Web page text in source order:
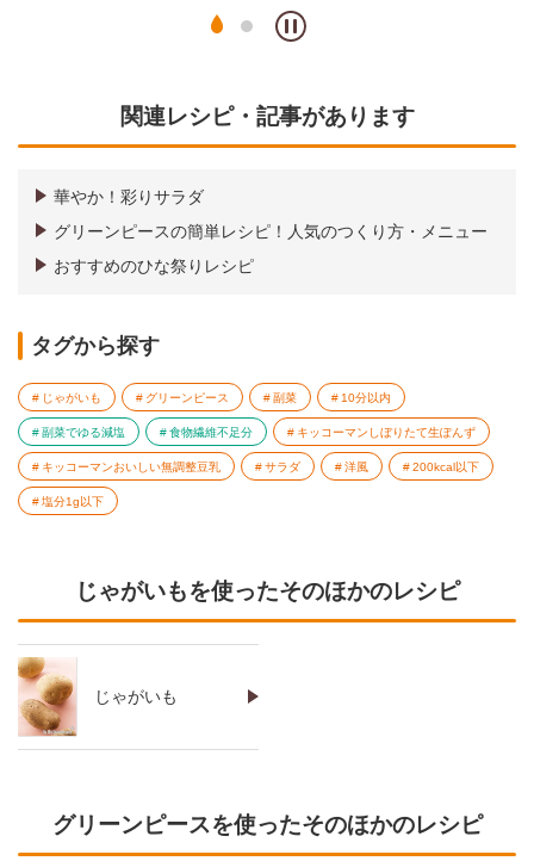
関連レシピ・記事があります
華やか！彩りサラダ
グリーンピースの簡単レシピ！人気のつくり方・メニュー
おすすめのひな祭りレシピ
タグから探す
じゃがいも グリーンピース 副菜 10分以内
副菜でゆる減塩 食物繊維不足分 キッコーマンしぼりたて生ぽんず
キッコーマンおいしい無調整豆乳 サラダ 洋風 200kcal以下
塩分1g以下
じゃがいもを使ったそのほかのレシピ
じゃがいも
グリーンピースを使ったそのほかのレシピ